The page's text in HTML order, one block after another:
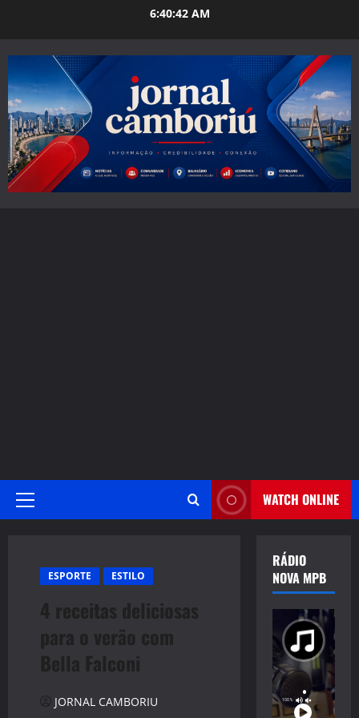
6:40:43 AM
Primary
WATCH ONLINE
ESPORTE ESTILO
4 receitas deliciosas
para o verão com
Bella Falconi
JORNAL CAMBORIU
RÁDIO
NOVA MPB